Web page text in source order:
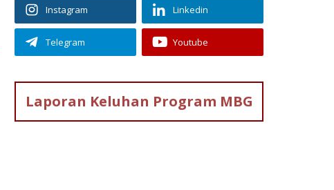
Instagram Linkedin
Telegram Youtube
Laporan Keluhan Program MBG